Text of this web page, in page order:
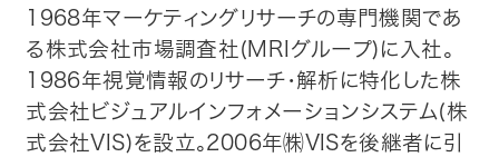
1968年マーケティングリサーチの専門機関であ
る株式会社市場調査社(MRIグループ)に入社。
1986年視覚情報のリサーチ・解析に特化した株
式会社ビジュアルインフォメーションシステム(株
式会社VIS)を設立。2006年㈱VISを後継者に引